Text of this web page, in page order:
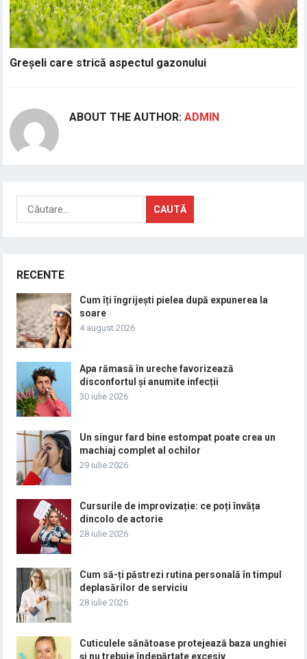
Greșeli care strică aspectul gazonului
ABOUT THE AUTHOR:ADMIN
Caută
după:
RECENTE
Cum îți îngrijești pielea după expunerea la
soare
4 august 2026
Apa rămasă în ureche favorizează
disconfortul și anumite infecții
30 iulie 2026
Un singur fard bine estompat poate crea un
machiaj complet al ochilor
29 iulie 2026
Cursurile de improvizație: ce poți învăța
dincolo de actorie
28 iulie 2026
Cum să-ți păstrezi rutina personală în timpul
deplasărilor de serviciu
28 iulie 2026
Cuticulele sănătoase protejează baza unghiei
și nu trebuie îndepărtate excesiv